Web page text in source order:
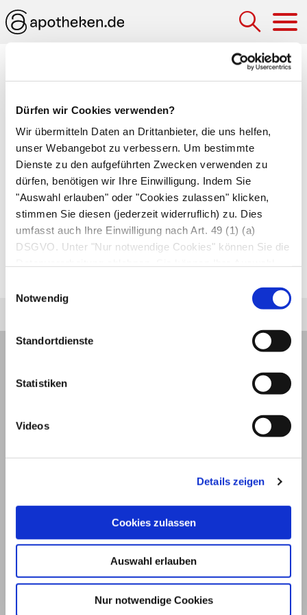
Dürfen wir Cookies verwenden?
Wir übermitteln Daten an Drittanbieter, die uns helfen,
unser Webangebot zu verbessern. Um bestimmte
Dienste zu den aufgeführten Zwecken verwenden zu
dürfen, benötigen wir Ihre Einwilligung. Indem Sie
"Auswahl erlauben" oder "Cookies zulassen" klicken,
stimmen Sie diesen (jederzeit widerruflich) zu. Dies
umfasst auch Ihre Einwilligung nach Art. 49 (1) (a)
DSGVO. Unter "Nur notwendige Cookies" können Sie die
Notwendig
Standortdienste
Statistiken
Videos
Details zeigen
Cookies zulassen
Auswahl erlauben
Nur notwendige Cookies
Gipsbett (Gipsliegeschale)
Liegeschale aus Gipsbinden. Der Arzt legt die
Gipsbinden über den Rücken des Patienten und
lässt sie dort antrocknen. Anschließend nimmt
er sie ab, polstert sie aus und versieht sie mit
Querverstrebungen. Das Gipsbett stellt die
Wirbelsäule ruhig und eignet sich daher für
Patienten mit
Wirbelbrüchen, Wirbeltumoren
undSkoliose(Wirbelverkrümmung).
© 2026
Impressum und Nutzungsbedingungen